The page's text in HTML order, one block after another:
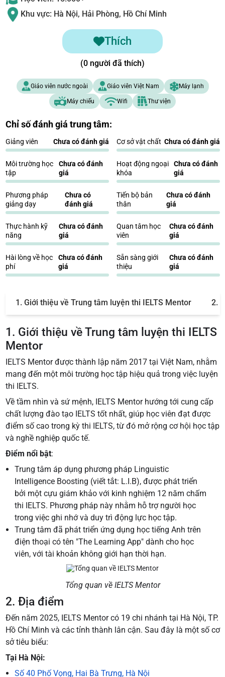
Khu vực: Hà Nội, Hải Phòng, Hồ Chí Minh
Thích
(0 người đã thích)
Giáo viên nước ngoài Giáo viên Việt Nam Máy lạnh
Máy chiếu Wifi Thư viện
Chỉ số đánh giá trung tâm:
Giảng viên Chưa có đánh giá Cơ sở vật chất Chưa có đánh giá
Môi trường học
tập
Chưa có đánh
giá
Hoạt động ngoại
khóa
Chưa có đánh
giá
Phương pháp
giảng dạy
Chưa có
đánh giá
Tiến bộ bản
thân
Chưa có đánh
giá
Thực hành kỹ
năng
Chưa có đánh
giá
Quan tâm học
viên
Chưa có đánh
giá
Hài lòng về học
phí
Chưa có đánh
giá
Sẵn sàng giới
thiệu
Chưa có đánh
giá
1. Giới thiệu về Trung tâm luyện thi IELTS Mentor 2.
1. Giới thiệu về Trung tâm luyện thi IELTS
Mentor
IELTS Mentor được thành lập năm 2017 tại Việt Nam, nhằm
mang đến một môi trường học tập hiệu quả trong việc luyện
thi IELTS.
Về tầm nhìn và sứ mệnh, IELTS Mentor hướng tới cung cấp
chất lượng đào tạo IELTS tốt nhất, giúp học viên đạt được
điểm số cao trong kỳ thi IELTS, từ đó mở rộng cơ hội học tập
và nghề nghiệp quốc tế.
Điểm nổi bật:
Trung tâm áp dụng phương pháp Linguistic
Intelligence Boosting (viết tắt: L.I.B), được phát triển
bởi một cựu giám khảo với kinh nghiệm 12 năm chấm
thi IELTS. Phương pháp này nhằm hỗ trợ người học
trong việc ghi nhớ và duy trì động lực học tập.
Trung tâm đã phát triển ứng dụng học tiếng Anh trên
điện thoại có tên "The Learning App" dành cho học
viên, với tài khoản không giới hạn thời hạn.
Tổng quan về IELTS Mentor
2. Địa điểm
Đến năm 2025, IELTS Mentor có 19 chi nhánh tại Hà Nội, TP.
Hồ Chí Minh và các tỉnh thành lân cận. Sau đây là một số cơ
sở tiêu biểu:
Tại Hà Nội:
Số 40 Phố Vọng, Hai Bà Trưng, Hà Nội